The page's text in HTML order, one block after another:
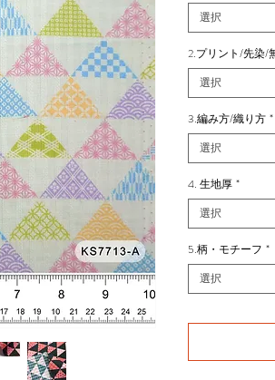
選択
2.プリント/先染/
選択
3.編み方/織り方 *
選択
4. 生地厚 *
選択
5.柄・モチーフ *
選択